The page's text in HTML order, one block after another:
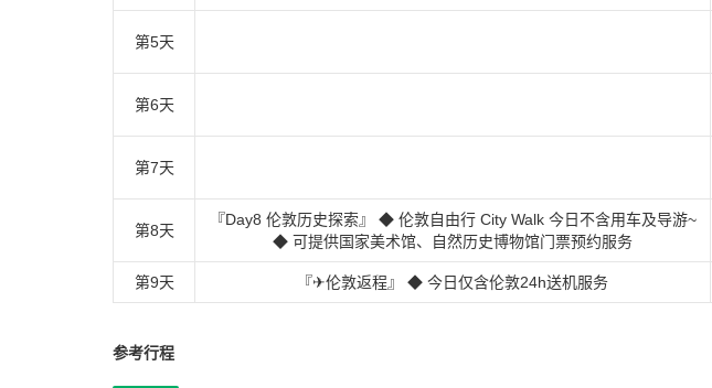
第5天
第6天
第7天
第8天
『Day8 伦敦历史探索』 ◆ 伦敦自由行 City Walk 今日不含用车及导游~
◆ 可提供国家美术馆、自然历史博物馆门票预约服务
第9天 『✈伦敦返程』 ◆ 今日仅含伦敦24h送机服务
参考行程